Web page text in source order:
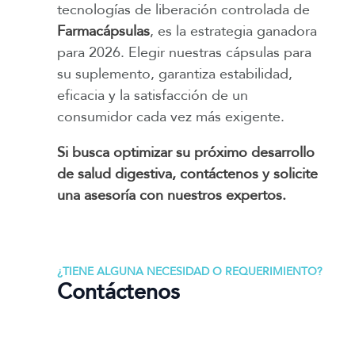
tecnologías de liberación controlada de
Farmacápsulas, es la estrategia ganadora
para 2026. Elegir nuestras cápsulas para
su suplemento, garantiza estabilidad,
eficacia y la satisfacción de un
consumidor cada vez más exigente.
Si busca optimizar su próximo desarrollo
de salud digestiva, contáctenos y solicite
una asesoría con nuestros expertos.
¿TIENE ALGUNA NECESIDAD O REQUERIMIENTO?
Contáctenos